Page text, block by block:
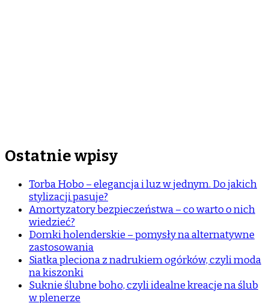
Ostatnie wpisy
Torba Hobo – elegancja i luz w jednym. Do jakich
stylizacji pasuje?
Amortyzatory bezpieczeństwa – co warto o nich
wiedzieć?
Domki holenderskie – pomysły na alternatywne
zastosowania
Siatka pleciona z nadrukiem ogórków, czyli moda
na kiszonki
Suknie ślubne boho, czyli idealne kreacje na ślub
w plenerze